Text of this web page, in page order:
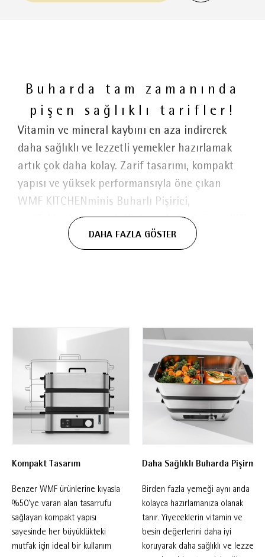
Buharda tam zamanında
pişen sağlıklı tarifler!
Vitamin ve mineral kaybını en aza indirerek
daha sağlıklı ve lezzetli yemekler hazırlamak
artık çok daha kolay. Zarif tasarımı, kompakt
yapısı ve yüksek performansıyla öne çıkan
WMF KITCHENminis Buharlı Pişirici,
mutfaklarda hem estetik hem de fonksiyonelliği
bir araya getirir. WMF'nin özel Cromargan®
tasarımı sayesinde az yer kaplar ve kolayca
saklanabilir. Ocak kullanımına ihtiyaç
duymadan çalışan bu elektrikli buharlı pişirici;
sebzeler, pirinç, makarna ve çorba gibi birçok
farklı yiyeceği ideal kıvamda pişirerek daha
sağlıklı beslenmenize yardımcı olur. Birbirinden
bağımsız ayarlanabilen iki ayrı pişirme alanı ve
farklı yiyecekleri tatlarını birbirine
karıştırmadan hazırlayabilirsiniz. Böylece tek
seferde komple öğünler pratik şekilde
pişirilebilir. Yüksek kaliteli cam kapağı ve
kullanıcı dostu LC ekranı ile kullanım kolaylığı
DAHA FAZLA GÖSTER
Kompakt Tasarım
Benzer WMF ürünlerine kıyasla
%50'ye varan alan tasarrufu
sağlayan kompakt yapısı
sayesinde her büyüklükteki
mutfak için ideal bir kullanım
Daha Sağlıklı Buharda Pişirme
Birden fazla yemeği aynı anda
kolayca hazırlamanıza olanak
tanır. Yiyeceklerin vitamin ve
besin değerlerini daha iyi
koruyarak daha sağlıklı ve lezzetli